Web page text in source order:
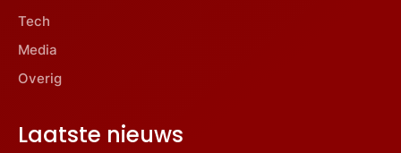
Tech
Media
Overig
Laatste nieuws